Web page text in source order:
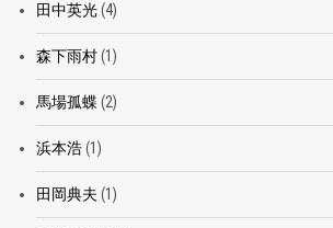
田中英光(4)
森下雨村(1)
馬場孤蝶 (2)
浜本浩(1)
田岡典夫 (1)